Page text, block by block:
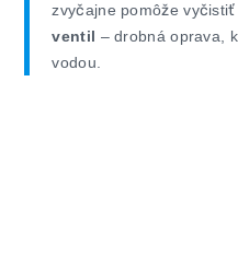
zvyčajne pomôže
ventil – drobná oprava,
vodou.